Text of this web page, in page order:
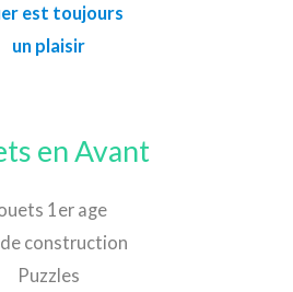
est toujours
un plaisir
en Avant
1er age
de construction
Puzzles